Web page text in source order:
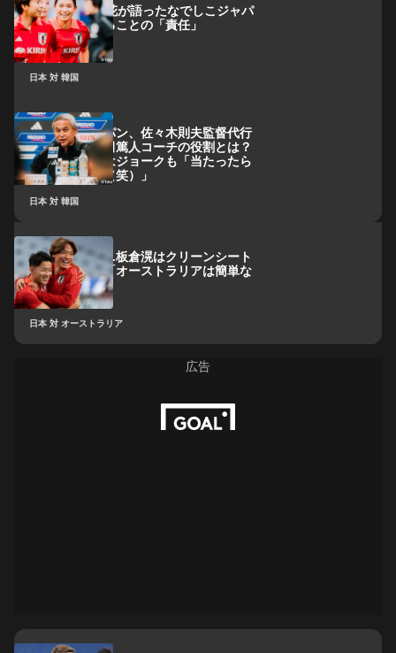
日本 対 韓国
”10番”長野風花が語ったなでしこジャパ
ンでプレーすることの「責任」
日本 対 韓国
なでしこジャパン、佐々木則夫監督代行
が明かした内田篤人コーチの役割とは？
主将についてはジョークも「当たったら
キリンビール（笑）」
日本 対 オーストラリア
無失点継続中…板倉滉はクリーンシート
維持へ意欲も「オーストラリアは簡単な
相手じゃない」